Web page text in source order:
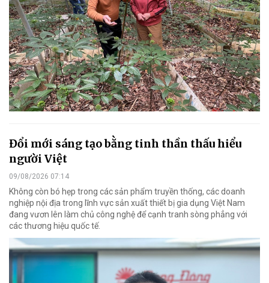
Đổi mới sáng tạo bằng tinh thần thấu hiểu
người Việt
09/08/2026 07:14
Không còn bó hẹp trong các sản phẩm truyền thống, các doanh
nghiệp nội địa trong lĩnh vực sản xuất thiết bị gia dụng Việt Nam
đang vươn lên làm chủ công nghệ để cạnh tranh sòng phẳng với
các thương hiệu quốc tế.